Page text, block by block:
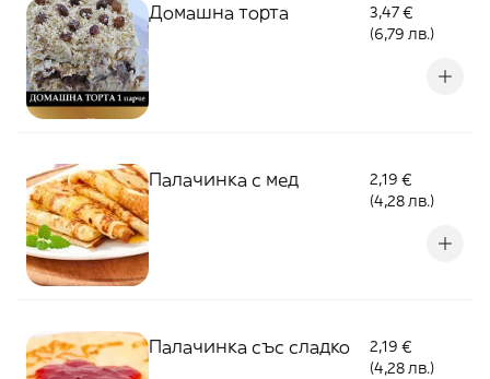
Домашна торта
3,47 €
(6,79 лв.)
Палачинка с мед
2,19 €
(4,28 лв.)
Палачинка със сладко
2,19 €
(4,28 лв.)